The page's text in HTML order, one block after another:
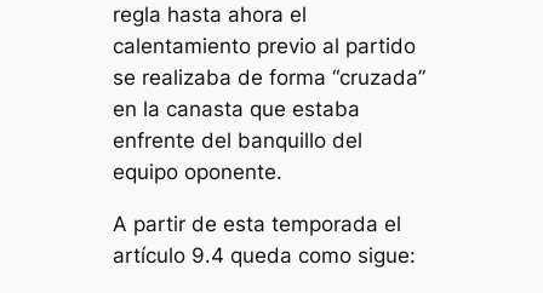
regla hasta ahora el
calentamiento previo al partido
se realizaba de forma “cruzada”
en la canasta que estaba
enfrente del banquillo del
equipo oponente.
A partir de esta temporada el
artículo 9.4 queda como sigue: